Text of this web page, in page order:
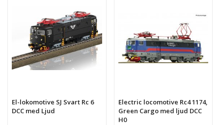
El-lokomotive SJ Svart Rc 6
DCC med Ljud
Electric locomotive Rc4 1174,
Green Cargo med ljud DCC
H0